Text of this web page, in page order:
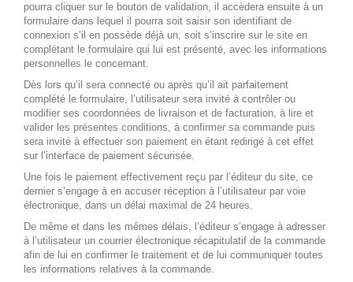
pourra cliquer sur le bouton de validation, il accèdera ensuite à un
formulaire dans lequel il pourra soit saisir son identifiant de
connexion s’il en possède déjà un, soit s’inscrire sur le site en
complétant le formulaire qui lui est présenté, avec les informations
personnelles le concernant.
Dès lors qu’il sera connecté ou après qu’il ait parfaitement
complété le formulaire, l’utilisateur sera invité à contrôler ou
modifier ses coordonnées de livraison et de facturation, à lire et
valider les présentes conditions, à confirmer sa commande puis
sera invité à effectuer son paiement en étant redirigé à cet effet
sur l’interface de paiement sécurisée.
Une fois le paiement effectivement reçu par l’éditeur du site, ce
dernier s’engage à en accuser réception à l’utilisateur par voie
électronique, dans un délai maximal de 24 heures.
De même et dans les mêmes délais, l’éditeur s’engage à adresser
à l’utilisateur un courrier électronique récapitulatif de la commande
afin de lui en confirmer le traitement et de lui communiquer toutes
les informations relatives à la commande.